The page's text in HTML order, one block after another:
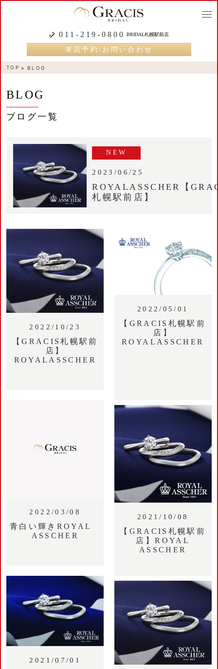
011-219-0800 BRIDAL札幌駅前店
来店予約/お問い合わせ
TOP BLOG
BLOG
ブログ一覧
NEW
2023/06/25
ROYALASSCHER【
札幌駅前店】
2022/10/23
【GRACIS札幌駅前
店】
ROYALASSCHER
2022/05/01
【GRACIS札幌駅前
店】
ROYALASSCHER
2022/03/08
青白い輝きROYAL
ASSCHER
2021/10/08
【GRACIS札幌駅前
店】ROYAL
ASSCHER
2021/07/01